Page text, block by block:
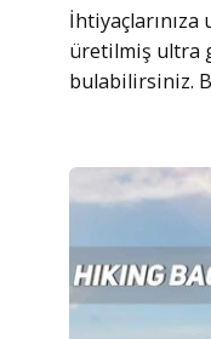
üretilmiş ultra
bulabilirsiniz.